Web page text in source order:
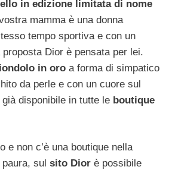
in edizione limitata di nome
mamma è una donna
tempo sportiva e con un
Dior è pensata per lei.
in oro a forma di simpatico
da perle e con un cuore sul
disponibile in tutte le boutique
e non c’è una boutique nella
sul sito Dior è possibile